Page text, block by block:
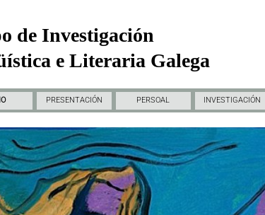
de Investigación
e Literaria Galega
PRESENTACIÓN PERSOAL INVESTIGACIÓN